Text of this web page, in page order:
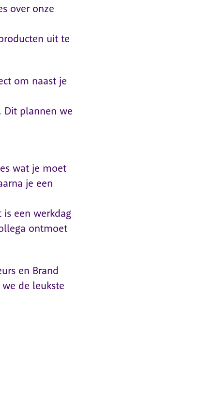
over onze
uit te
om naast je
Dit plannen we
wat je moet
je een
een werkdag
ontmoet
en Brand
de leukste